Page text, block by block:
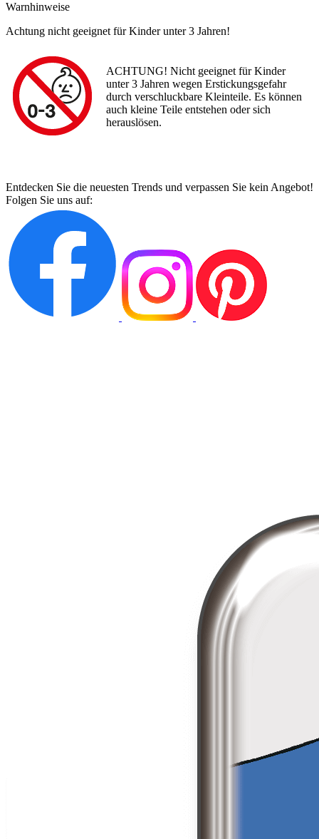
Warnhinweise
Achtung nicht geeignet für Kinder unter 3 Jahren!
ACHTUNG! Nicht geeignet für Kinder
unter 3 Jahren wegen Erstickungsgefahr
durch verschluckbare Kleinteile. Es können
auch kleine Teile entstehen oder sich
herauslösen.
Entdecken Sie die neuesten Trends und verpassen Sie kein Angebot!
Folgen Sie uns auf: